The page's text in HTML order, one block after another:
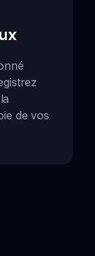
de vos